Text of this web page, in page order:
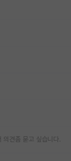
견좀 묻고 싶습니다.